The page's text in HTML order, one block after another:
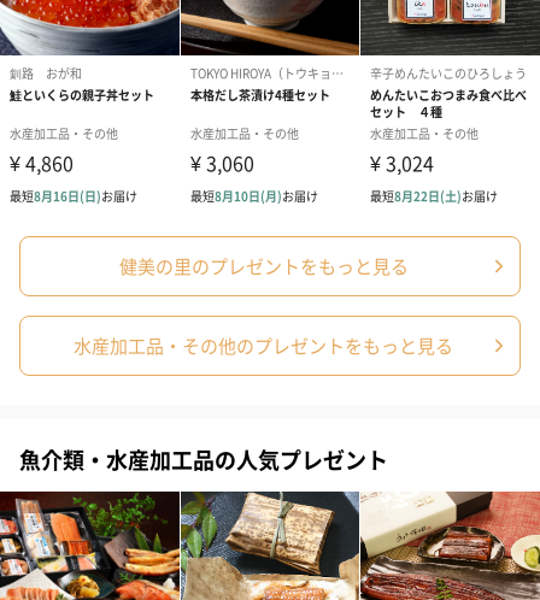
健美の里のプレゼントをもっと見る
水産加工品・その他のプレゼントをもっと見る
魚介類・水産加工品の人気プレゼント